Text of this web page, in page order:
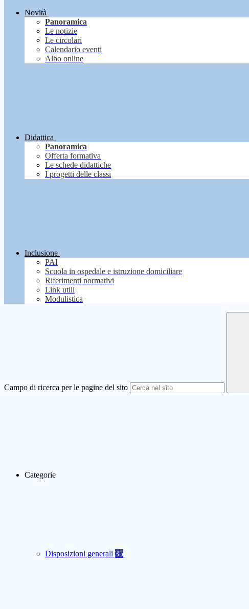
Novità
Panoramica
Le notizie
Le circolari
Calendario eventi
Albo online
Didattica
Panoramica
Offerta formativa
Le schede didattiche
I progetti delle classi
Inclusione
PAI
Scuola in ospedale e istruzione domiciliare
Riferimenti normativi
Link utili
Modulistica
Campo di ricerca per le pagine del sito
Categorie
Disposizioni generali 35